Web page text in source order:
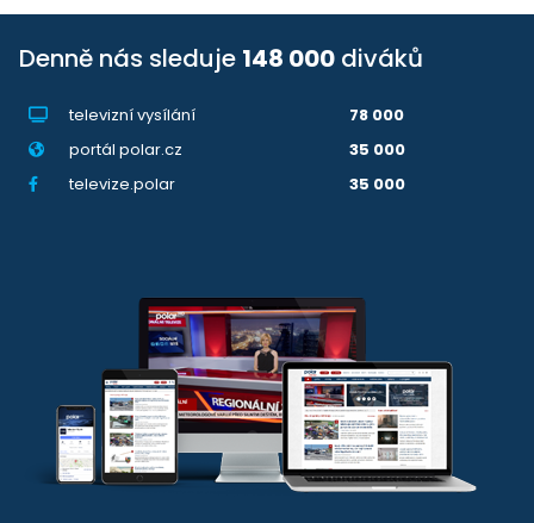
Denně nás sleduje 148 000 diváků
televizní vysílání
78 000
portál polar.cz
35 000
televize.polar
35 000